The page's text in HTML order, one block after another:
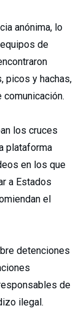
anónima, lo
de
picos y hachas,
los cruces
plataforma
en los que
a Estados
el
detenciones
de
ilegal.